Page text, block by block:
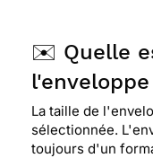
✉️ Quelle
La taille de
sélectionnée.
toujours d'un